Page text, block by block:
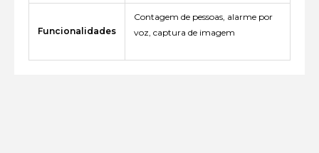
Funcionalidades
Contagem de pessoas, alarme por
voz, captura de imagem